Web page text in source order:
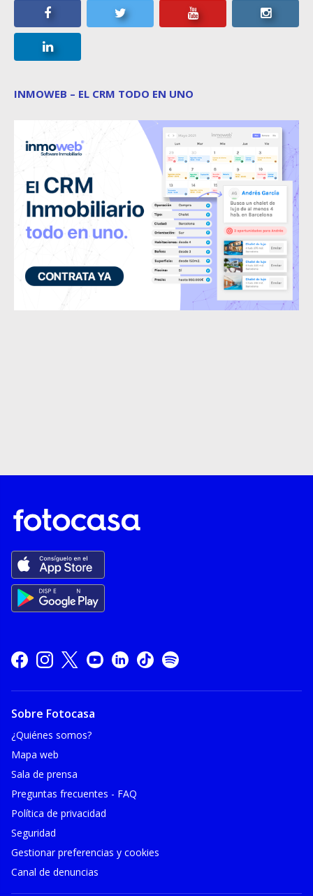
INMOWEB – EL CRM TODO EN UNO
Sobre Fotocasa
¿Quiénes somos?
Mapa web
Sala de prensa
Preguntas frecuentes - FAQ
Política de privacidad
Seguridad
Gestionar preferencias y cookies
Canal de denuncias